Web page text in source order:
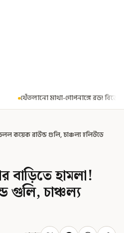
রড! বিজেপিশাসিত অসমে নাবালিকার
কয়েক রাউন্ড গুলি, চাঞ্চল্য হলিউডে
বাড়িতে হামলা!
গুলি, চাঞ্চল্য